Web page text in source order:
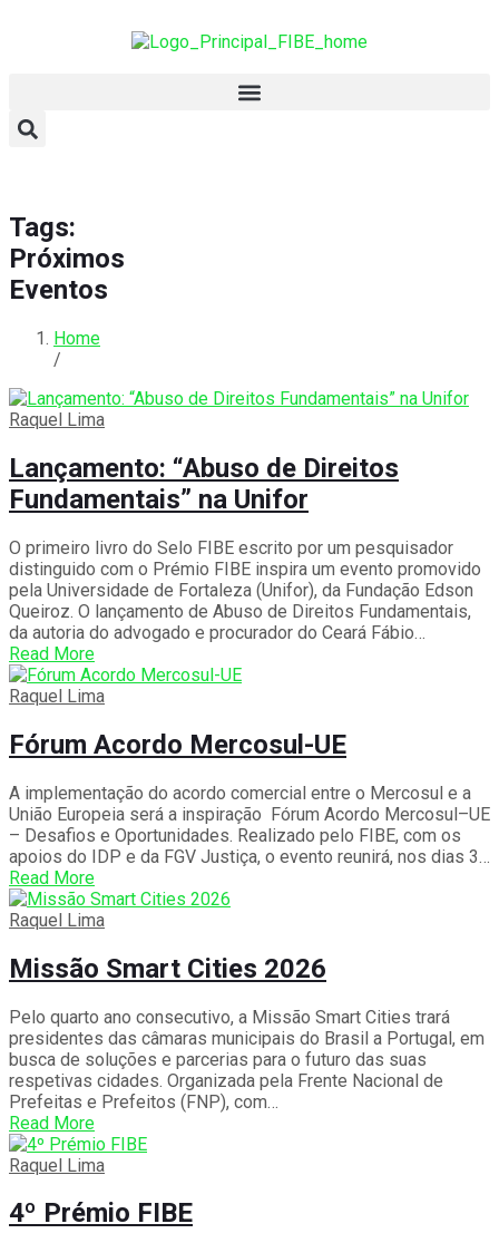
Tags:
Próximos
Eventos
Home
/
Raquel Lima
Lançamento: “Abuso de Direitos
Fundamentais” na Unifor
O primeiro livro do Selo FIBE escrito por um pesquisador
distinguido com o Prémio FIBE inspira um evento promovido
pela Universidade de Fortaleza (Unifor), da Fundação Edson
Queiroz. O lançamento de Abuso de Direitos Fundamentais,
da autoria do advogado e procurador do Ceará Fábio…
Read More
Raquel Lima
Fórum Acordo Mercosul-UE
A implementação do acordo comercial entre o Mercosul e a
União Europeia será a inspiração Fórum Acordo Mercosul–UE
– Desafios e Oportunidades. Realizado pelo FIBE, com os
apoios do IDP e da FGV Justiça, o evento reunirá, nos dias 3…
Read More
Raquel Lima
Missão Smart Cities 2026
Pelo quarto ano consecutivo, a Missão Smart Cities trará
presidentes das câmaras municipais do Brasil a Portugal, em
busca de soluções e parcerias para o futuro das suas
respetivas cidades. Organizada pela Frente Nacional de
Prefeitas e Prefeitos (FNP), com…
Read More
Raquel Lima
4º Prémio FIBE